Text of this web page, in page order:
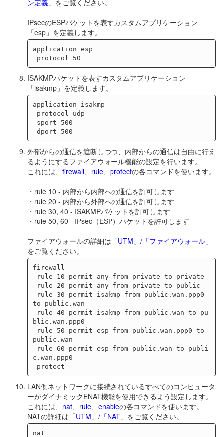
ン定義」 をご覧ください。
IPsecのESPパケットを表すカスタムアプリケーション
「esp」を定義します。
application esp
ISAKMPパケットを表すカスタムアプリケーション
「isakmp」を定義します。
application isakmp
外部からの通信を遮断しつつ、内部からの通信は自由に行え
るようにするファイアウォール機能の設定を行います。
これには、 firewall、 rule、 protectの各コマンドを使います。
・rule 10 - 内部から内部への通信を許可します
・rule 20 - 内部から外部への通信を許可します
・rule 30, 40 - ISAKMPパケットを許可します
・rule 50, 60 - IPsec（ESP）パケットを許可します
ファイアウォールの詳細は 「UTM」/「ファイアウォール」
をご覧ください。
firewall
to public.wan
blic.wan.ppp0
public.wan
c.wan.ppp0
LAN側ネットワークに接続されているすべてのコンピュータ
ーがダイナミックENAT機能を使用できるよう設定します。
これには、 nat、 rule、 enableの各コマンドを使います。
NATの詳細は 「UTM」/「NAT」 をご覧ください。
nat